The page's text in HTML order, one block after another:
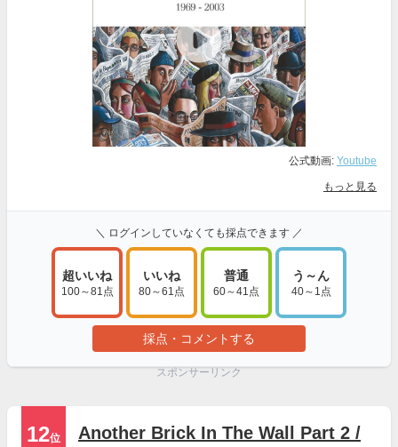
公式動画: Youtube
もっと見る
＼ ログインしていなくても採点できます ／
超いいね
100～81点
いいね
80～61点
普通
60～41点
う～ん
40～1点
採点・コメントする
スポンサーリンク
12位
Another Brick In The Wall Part 2 /